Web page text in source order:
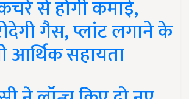
से होगी कमाई,
गैस, प्लांट लगाने के
आर्थिक सहायता